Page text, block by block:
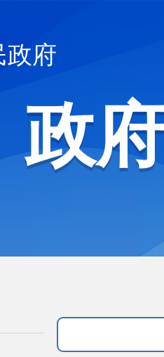
政府
政